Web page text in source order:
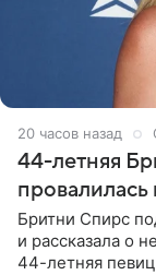
20 часов назад
44-летняя
провалилась
Бритни Спирс
и рассказала о
44-летняя